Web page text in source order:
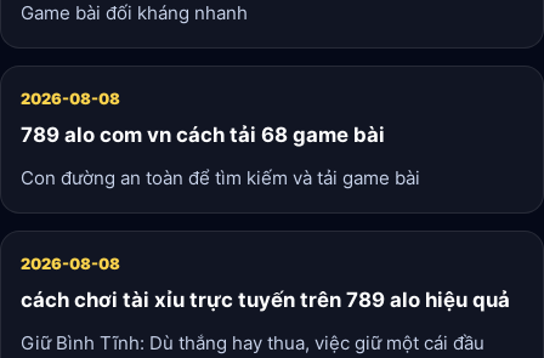
Game bài đối kháng nhanh
2026-08-08
789 alo com vn cách tải 68 game bài
Con đường an toàn để tìm kiếm và tải game bài
2026-08-08
cách chơi tài xỉu trực tuyến trên 789 alo hiệu quả
Giữ Bình Tĩnh: Dù thắng hay thua, việc giữ một cái đầu